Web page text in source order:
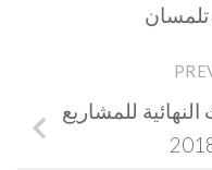
تلمسان
للمشاريع